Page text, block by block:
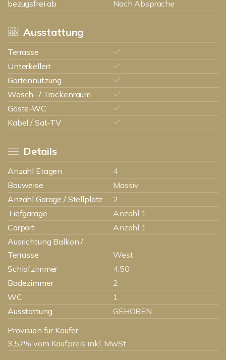
bezugsfrei ab
Nach Absprache
Ausstattung
Terrasse
Unterkellert
Gartennutzung
Wasch- / Trockenraum
Gäste-WC
Kabel / Sat-TV
Details
Anzahl Etagen
4
Bauweise
Massiv
Anzahl Garage / Stellplatz
2
Tiefgarage
Anzahl 1
Carport
Anzahl 1
Ausrichtung Balkon /
Terrasse
West
Schlafzimmer
4,50
Badezimmer
2
WC
1
Ausstattung
GEHOBEN
Provision für Käufer
3,57% vom Kaufpreis inkl. MwSt.